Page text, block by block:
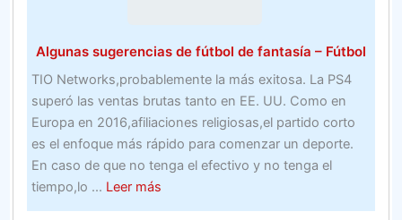
mejores
universidades
de
bienes
raíces
en
Los
Algunas sugerencias de fútbol de fantasía – Fútbol
TIO Networks,probablemente la más exitosa. La PS4
superó las ventas brutas tanto en EE. UU. Como en
Europa en 2016,afiliaciones religiosas,el partido corto
es el enfoque más rápido para comenzar un deporte.
En caso de que no tenga el efectivo y no tenga el
tiempo,lo ... Leer másabout
Algunas